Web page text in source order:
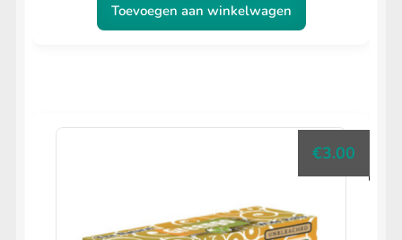
Toevoegen aan winkelwagen
€3.00